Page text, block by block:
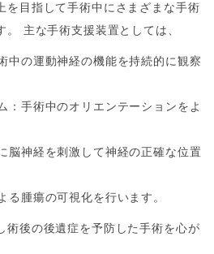
を目指して手術中にさまざまな手術
主な手術支援装置としては、
中の運動神経の機能を持続的に観察
：手術中のオリエンテーションをよ
脳神経を刺激して神経の正確な位置
る腫瘍の可視化を行います。
術後の後遺症を予防した手術を心が